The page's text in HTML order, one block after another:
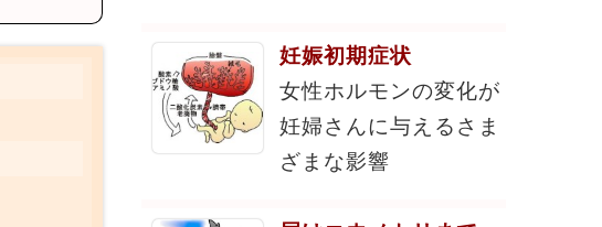
妊娠初期症状
女性ホルモンの変化が
妊婦さんに与えるさま
ざまな影響